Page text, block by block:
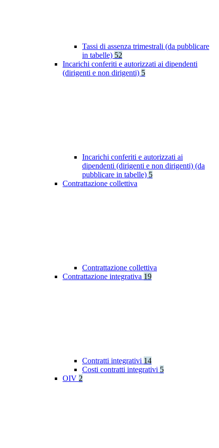
Tassi di assenza trimestrali (da pubblicare
in tabelle) 52
Incarichi conferiti e autorizzati ai dipendenti
(dirigenti e non dirigenti) 5
Incarichi conferiti e autorizzati ai
dipendenti (dirigenti e non dirigenti) (da
pubblicare in tabelle) 5
Contrattazione collettiva
Contrattazione collettiva
Contrattazione integrativa 19
Contratti integrativi 14
Costi contratti integrativi 5
OIV 2